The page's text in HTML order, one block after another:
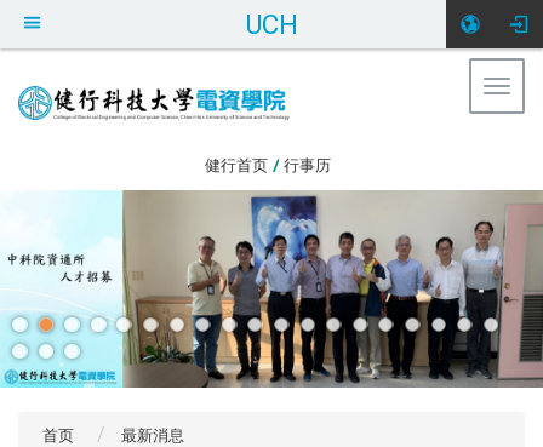
UCH
健行首页 / 行事历
首页 最新消息